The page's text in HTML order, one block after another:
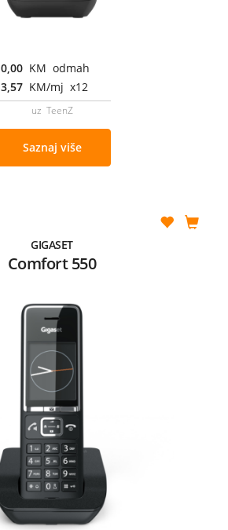
0,00 KM odmah
3,57 KM/mj x12
uz TeenZ
Saznaj više
GIGASET
Comfort 550